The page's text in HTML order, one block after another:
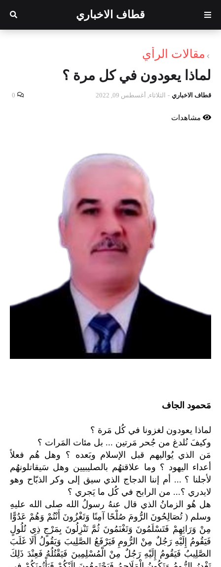
قطاف الاخباري
مقالات الرأي
لماذا يعودون في كل مرة ؟
قطاف الاخباري - الثلاثاء, أغسطس 09, 2022 0
مشاهدات
مَحمود الجاف
لماذا يعودون لغزونا في كُل مَرة ؟
وكيفَ نُلدغ من جُحر مَرتين ... بل مئات المَرات ؟
مَن الذي يُواليهم قبل الإسلام وبَعده ؟ وهل هُم فعلاً
أعداء اليهود ؟ وما علاقتهُم بالصليبيين وهل سَيقاتلونهُم
لأجلنا ؟ ... أم إننا الدجاج الذي سيق إلى وكر الذبّاح وهو
لايدري ؟... من الرابح في كُل ما يَجري ؟
هل هُو الزمانُ الذي قال عنهُ رسولُ الله صلى الله عليهِ
وسلم ( تُصَالِحُونَ الرُّومَ صُلْحًا آمِنًا وَتَغْزُونَ أَنْتُمْ وَهُمْ عَدُوًّا
مِنْ وَرَائِهِمْ فَتَسْلَمُونَ وَتَغْنَمُونَ ثُمَّ تَنْزِلُونَ بِمَرْجٍ ذِي تُلُولٍ
فَيَقُومُ إِلَيْهِ رَجُلٌ مِنْ الرُّومِ فَيَرْفَعُ الصَّلِيبَ وَيَقُولُ أَلَا غَلَبَ
الصَّلِيبُ فَيَقُومُ إِلَيْهِ رَجُلٌ مِنْ الْمُسْلِمِينَ فَيَقْتُلُهُ فَعِنْدَ ذَلِكَ